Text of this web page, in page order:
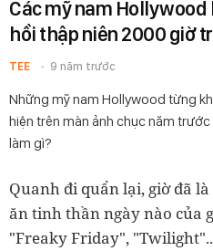
Các mỹ nam
hồi thập niên 2000 giờ
TEE 9 năm trước
Những mỹ nam Hollywood từng
hiện trên màn ảnh chục năm
làm gì?
Quanh đi quẩn lại, giờ đã
ăn tinh thần ngày nào của
"Freaky Friday",